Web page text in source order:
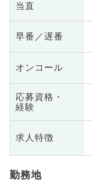
当直
早番／遅番
オンコール
応募資格・
経験
求人特徴
勤務地